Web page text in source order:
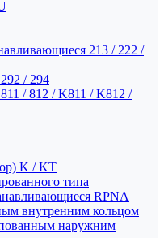
213 / 222 /
/ 294
/ 812 / K811 / K812 /
K / KT
типа
RPNA
внутренним кольцом
наружним